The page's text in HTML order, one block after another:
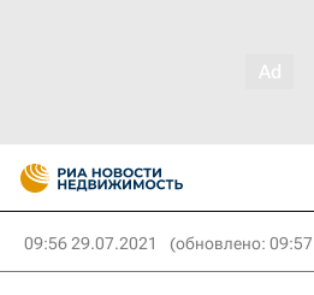
09:56 29.07.2021 (обновлено: